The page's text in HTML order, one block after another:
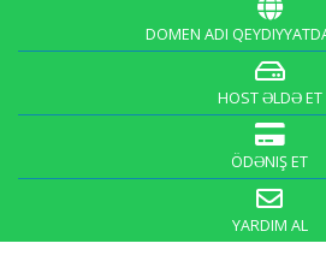
DOMEN ADI
HOST ƏLDƏ ET
ÖDƏNIŞ ET
YARDIM AL